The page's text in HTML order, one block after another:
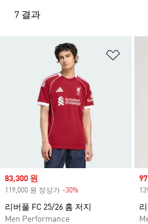
7 결과
위시
Sale price
83,300 원
119,000 원 정상가 -30%
리버풀 FC 25/26 홈 저지
Men Performance